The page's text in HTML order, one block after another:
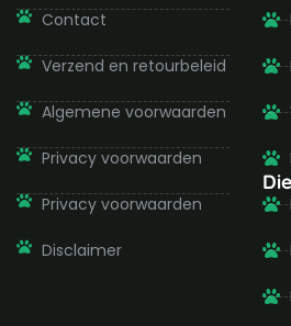
Contact
Verzend en retourbeleid
Algemene voorwaarden
Privacy voorwaarden
Privacy voorwaarden
Disclaimer